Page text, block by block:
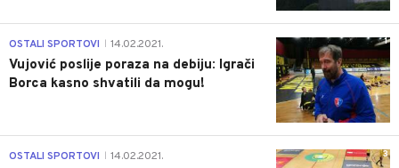
1
OSTALI SPORTOVI 14.02.2021.
Vujović poslije poraza na debiju: Igrači
Borca kasno shvatili da mogu!
3
OSTALI SPORTOVI 14.02.2021.